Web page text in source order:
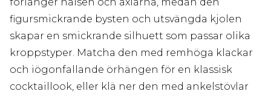
figursmickrande bysten och utsvängda kjolen
skapar en smickrande silhuett som passar olika
kroppstyper. Matcha den med remhöga klackar
och iögonfallande örhängen för en klassisk
cocktaillook, eller klä ner den med ankelstövlar